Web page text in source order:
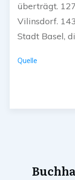
überträgt.
Vilinsdorf.
Stadt Basel,
Quelle